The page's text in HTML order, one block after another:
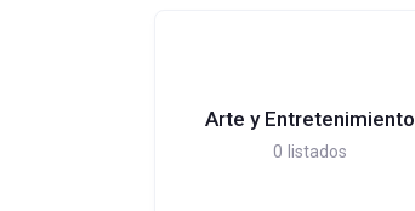
Arte y Entretenimiento
0 listados